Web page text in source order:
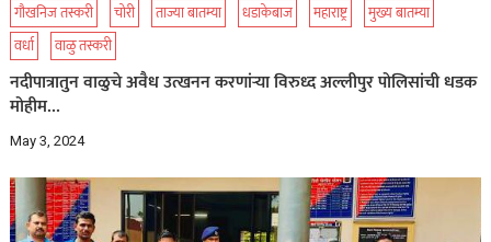
गौखनिज तस्करी चोरी ताज्या बातम्या धडाकेबाज महाराष्ट्र
मुख्य बातम्या
वर्धा
वाळु तस्करी
नदीपात्रातुन वाळुचे अवैध उत्खनन करणांऱ्या विरुध्द अल्लीपुर पोलिसांची धडक
मोहीम…
May 3, 2024